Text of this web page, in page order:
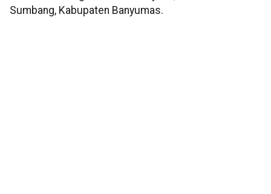
Sumbang, Kabupaten Banyumas.